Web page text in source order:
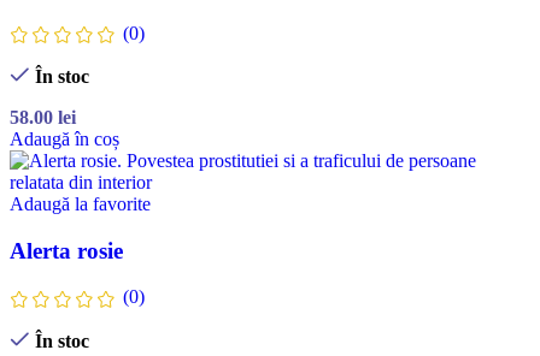
(0)
În stoc
58.00 lei
Adaugă în coș
Adaugă la favorite
Alerta rosie
(0)
În stoc